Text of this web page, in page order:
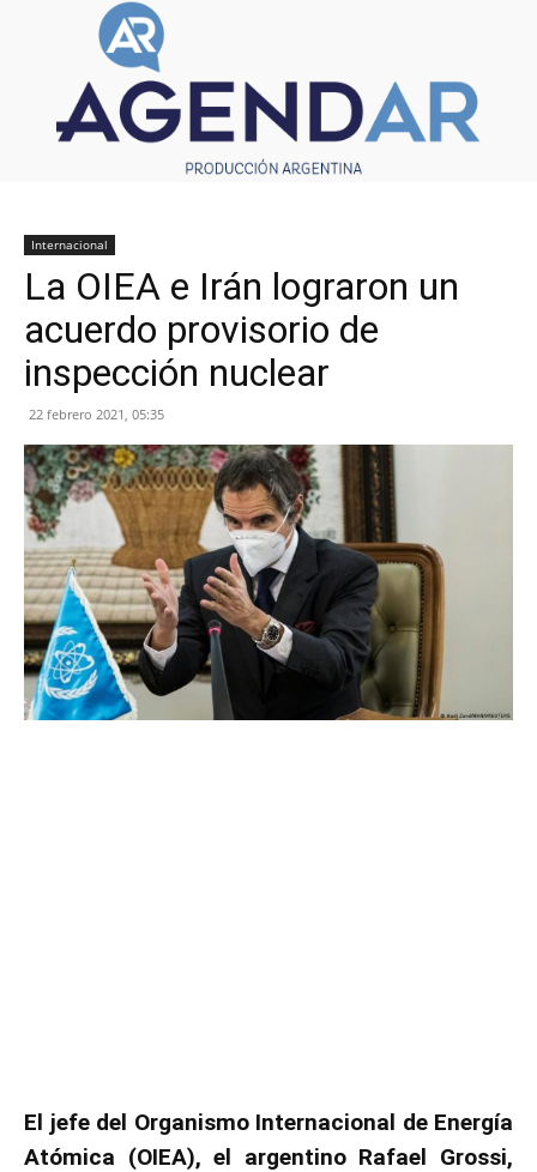
Internacional
La OIEA e Irán lograron un
acuerdo provisorio de
inspección nuclear
22 febrero 2021, 05:35
El jefe del Organismo Internacional de Energía
Atómica (OIEA), el argentino Rafael Grossi,